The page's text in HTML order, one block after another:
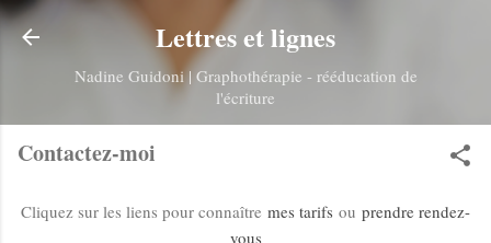
Accéder au contenu principal
Lettres et lignes
Nadine Guidoni | Graphothérapie - rééducation de
l'écriture
Contactez-moi
Cliquez sur les liens pour connaître mes tarifs ou prendre rendez-
vous